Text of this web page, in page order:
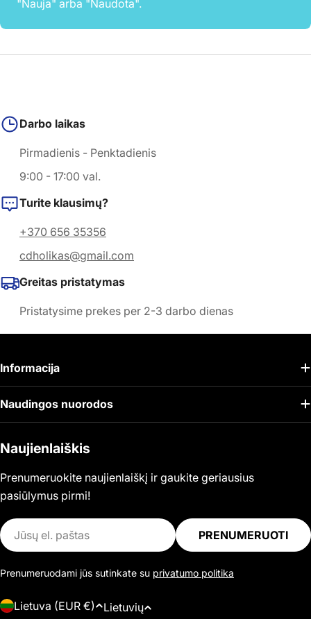
"Nauja" arba "Naudota".
Darbo laikas
Pirmadienis - Penktadienis
9:00 - 17:00 val.
Turite klausimų?
+370 656 35356
cdholikas@gmail.com
Greitas pristatymas
Pristatysime prekes per 2-3 darbo dienas
Naujienlaiškis
Prenumeruokite naujienlaiškį ir gaukite geriausius
pasiūlymus pirmi!
El.
paštas
PRENUMERUOTI
Prenumeruodami jūs sutinkate su privatumo politika
Informacija
Naudingos nuorodos
Š
Lietuva (EUR €)
K
Lietuvių